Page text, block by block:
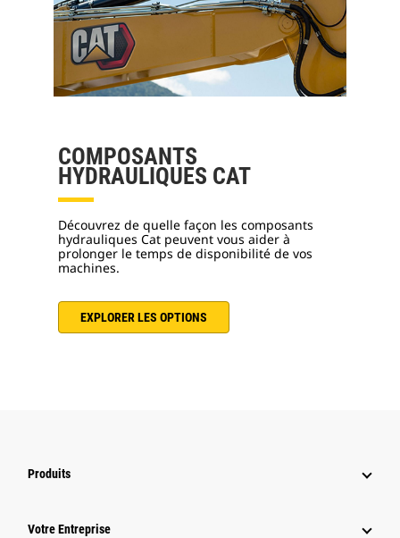
COMPOSANTS
HYDRAULIQUES CAT
Découvrez de quelle façon les composants
hydrauliques Cat peuvent vous aider à
prolonger le temps de disponibilité de vos
machines.
EXPLORER LES OPTIONS
Produits
Votre Entreprise